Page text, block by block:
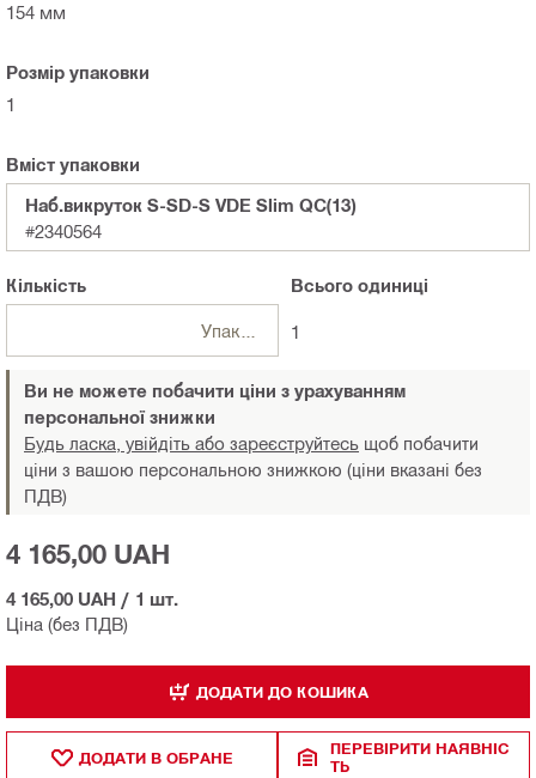
154 мм
Розмір упаковки
1
Вміст упаковки
Наб.викруток S-SD-S VDE Slim QC(13)
#2340564
Кількість
Упаковки
Всьогоодиниці
1
Ви не можете побачити ціни з урахуванням
персональної знижки
Будь ласка, увійдіть або зареєструйтесь щоб побачити
ціни з вашою персональною знижкою (ціни вказані без
ПДВ)
Ціна (без ПДВ)
4 165,00 UAH
4 165,00 UAH / 1 шт.
ДОДАТИ ДО КОШИКА
ДОДАТИ В ОБРАНЕ
ПЕРЕВІРИТИ НАЯВНІС
ТЬ